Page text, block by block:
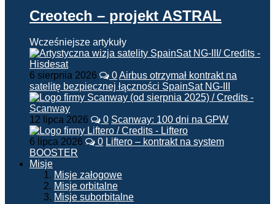
Creotech – projekt ASTRAL
Wcześniejsze artykuły
6 sierpnia 2026 0Airbus otrzymał kontrakt na
satelitę bezpiecznej łączności SpainSat NG-III
12 lipca 2026 0 Scanway: 100 dni na GPW
6 lipca 2026 0 Liftero – kontrakt na system
BOOSTER
Misje
Misje załogowe
Misje orbitalne
Misje suborbitalne